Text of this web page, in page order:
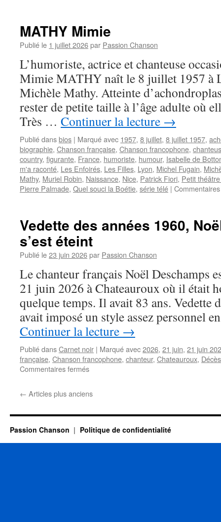
MATHY Mimie
Publié le 1 juillet 2026par Passion Chanson
L’humoriste, actrice et chanteuse
Mimie MATHY naît le 8 juillet 1957 à
Michèle Mathy. Atteinte
rester de petite taille à l’âge adulte où
Très … Continuer la lecture →
Publié dansbios | Marqué avec 1957, 8 juillet, 8 juillet 1957,
biographie, Chanson française, Chanson francophone,
country, figurante, France, humoriste, humour, Isabelle de
m'a raconté, Les Enfoirés, Les Filles, Lyon, Michel Fugain,
Mathy, Muriel Robin, Naissance, Nice, Patrick Fiori, Petit
Pierre Palmade, Quel souci la Boétie, série télé |
Vedette des années 1960,
s’est éteint
Publié le23 juin 2026par Passion Chanson
Le chanteur français Noël Deschamps
21 juin 2026 à Chateauroux où il était
quelque temps. Il avait 83 ans. Vedette
avait imposé un style assez personnel
Continuer la lecture →
Publié dansCarnet noir | Marqué avec2026, 21 juin, 21 juin
française, Chanson francophone, chanteur, Chateauroux, Décès
Commentaires ferméssur
années
Noël
DESCHAMPS
s’est
← Articles plus anciens
Passion Chanson Politique de confidentialité